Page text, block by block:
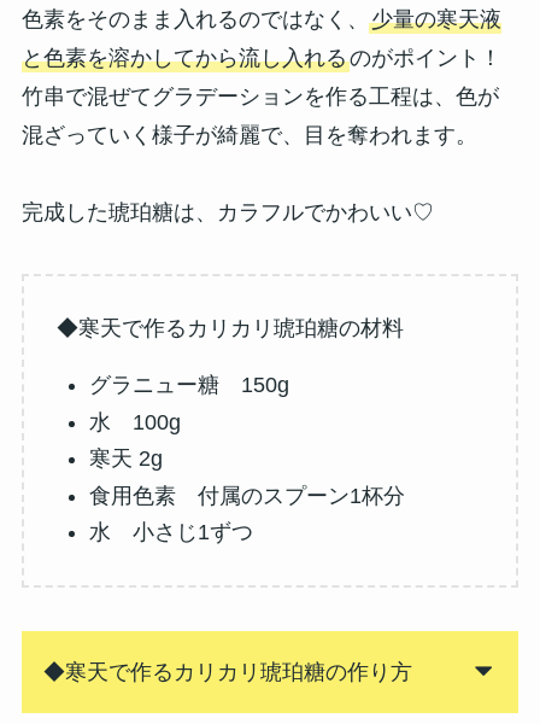
色素をそのまま入れるのではなく、 少量の寒天液
と色素を溶かしてから流し入れるのがポイント！
竹串で混ぜてグラデーションを作る工程は、色が
混ざっていく様子が綺麗で、目を奪われます。
完成した琥珀糖は、カラフルでかわいい♡
◆寒天で作るカリカリ琥珀糖の材料
グラニュー糖 150g
水 100g
寒天 2g
食用色素 付属のスプーン1杯分
水 小さじ1ずつ
◆寒天で作るカリカリ琥珀糖の作り方